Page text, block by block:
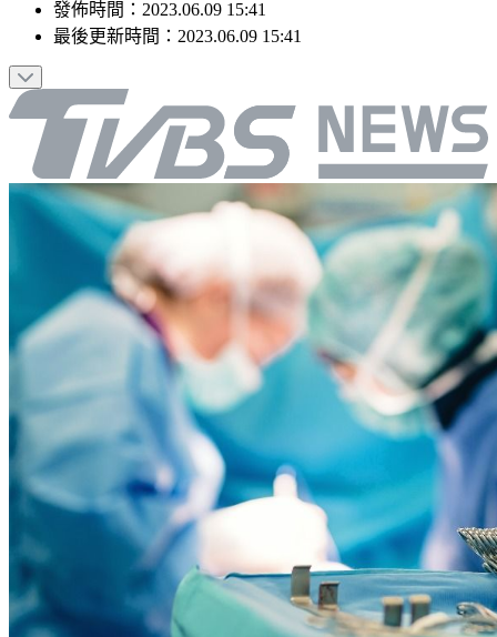
發佈時間： 2023.06.09 15:41
最後更新時間： 2023.06.09 15:41